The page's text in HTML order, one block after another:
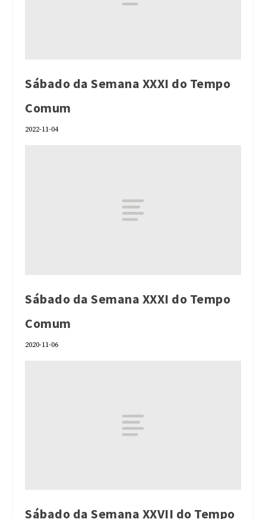
Sábado da Semana XXXI do Tempo
Comum
2022-11-04
Sábado da Semana XXXI do Tempo
Comum
2020-11-06
Sábado da Semana XXVII do Tempo